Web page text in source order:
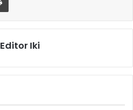
Editor Iki